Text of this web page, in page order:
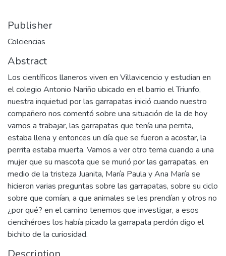
Publisher
Colciencias
Abstract
Los científicos llaneros viven en Villavicencio y estudian en
el colegio Antonio Nariño ubicado en el barrio el Triunfo,
nuestra inquietud por las garrapatas inició cuando nuestro
compañero nos comentó sobre una situación de la de hoy
vamos a trabajar, las garrapatas que tenía una perrita,
estaba llena y entonces un día que se fueron a acostar, la
perrita estaba muerta. Vamos a ver otro tema cuando a una
mujer que su mascota que se murió por las garrapatas, en
medio de la tristeza Juanita, María Paula y Ana María se
hicieron varias preguntas sobre las garrapatas, sobre su ciclo
sobre que comían, a que animales se les prendían y otros no
¿por qué? en el camino tenemos que investigar, a esos
ciencihéroes los había picado la garrapata perdón digo el
bichito de la curiosidad.